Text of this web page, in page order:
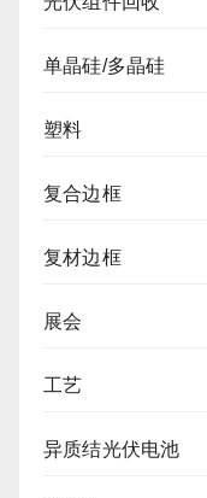
单晶硅/多晶硅
塑料
复合边框
复材边框
展会
工艺
异质结光伏电池